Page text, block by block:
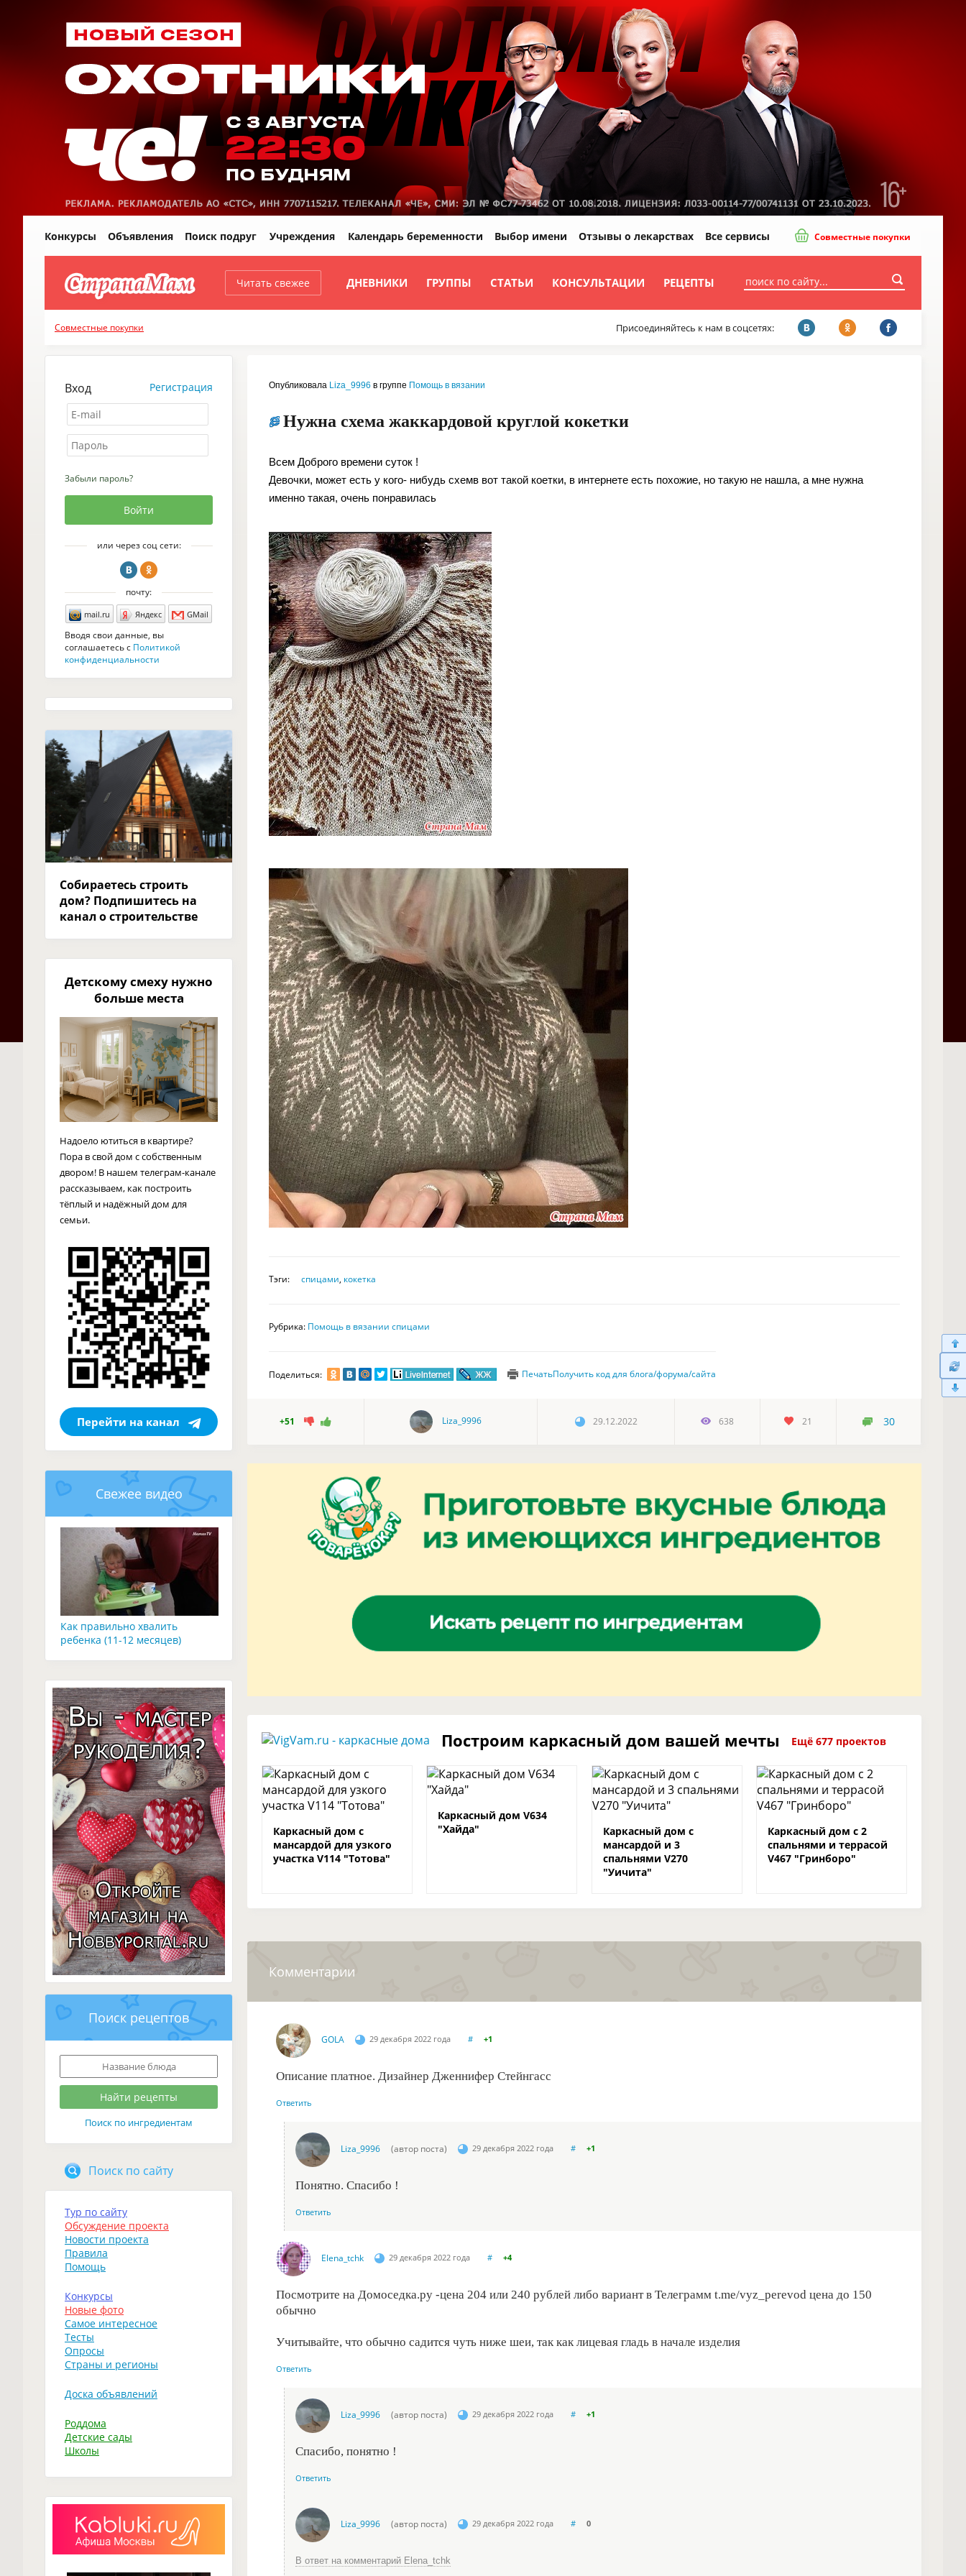
Читать свежее ДНЕВНИКИ ГРУППЫ СТАТЬИ КОНСУЛЬТАЦИИ РЕЦЕПТЫ
Конкурсы Объявления Поиск подруг Учреждения Календарь беременности Выбор имени Отзывы о лекарствах Все сервисы Совместные покупки
Совместные покупки Присоединяйтесь к нам в соцсетях:
Опубликовала Liza_9996 в группе Помощь в вязании
Нужна схема жаккардовой круглой кокетки
Всем Доброго времени суток !
Девочки, может есть у кого- нибудь схемв вот такой коетки, в интернете есть похожие, но такую не нашла, а мне нужна
именно такая, очень понравилась
Тэги: спицами, кокетка
Рубрика: Помощь в вязании спицами
Поделиться: ПечатьПолучить код для блога/форума/сайта
+51 Liza_9996 29.12.2022 638 21 30
Построим каркасный дом вашей мечты Ещё 677 проектов
Каркасный дом с
мансардой для узкого
участка V114 "Тотова"
Каркасный дом V634
"Хайда"
Каркасный дом с
мансардой и 3
спальнями V270
"Уичита"
Каркасный дом с 2
спальнями и террасой
V467 "Гринборо"
Комментарии
GOLA 29 декабря 2022 года # +1
Описание платное. Дизайнер Дженнифер Стейнгасс
Ответить
Liza_9996 (автор поста) 29 декабря 2022 года # +1
Понятно. Спасибо !
Ответить
Elena_tchk 29 декабря 2022 года # +4
Посмотрите на Домоседка.ру -цена 204 или 240 рублей либо вариант в Телеграмм t.me/vyz_perevod цена до 150
обычно
Учитывайте, что обычно садится чуть ниже шеи, так как лицевая гладь в начале изделия
Ответить
Liza_9996 (автор поста) 29 декабря 2022 года # +1
Спасибо, понятно !
Ответить
Liza_9996 (автор поста) 29 декабря 2022 года # 0
В ответ на комментарий Elena_tchk
Вход Регистрация
Забыли пароль?
или через соц сети:
почту:
mail.ru Яндекс GMail
Вводя свои данные, вы
соглашаетесь с Политикой
конфиденциальности
Собираетесь строить
дом? Подпишитесь на
канал о строительстве
Детскому смеху нужно
больше места
Надоело ютиться в квартире?
Пора в свой дом с собственным
двором! В нашем телеграм-канале
рассказываем, как построить
тёплый и надёжный дом для
семьи.
Перейти на канал
Свежее видео
Как правильно хвалить
ребенка (11-12 месяцев)
Поиск рецептов
Поиск по ингредиентам
Поиск по сайту
Тур по сайту
Обсуждение проекта
Новости проекта
Правила
Помощь
Конкурсы
Новые фото
Самое интересное
Тесты
Опросы
Страны и регионы
Доска объявлений
Роддома
Детские сады
Школы